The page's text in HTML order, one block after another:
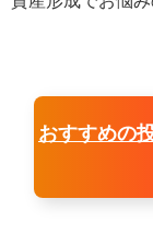
おすすめの